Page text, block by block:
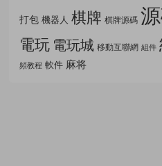
打包 機器人 棋牌 棋牌源碼
電玩 電玩城 移動互聯網 組件
頻教程 軟件 麻将